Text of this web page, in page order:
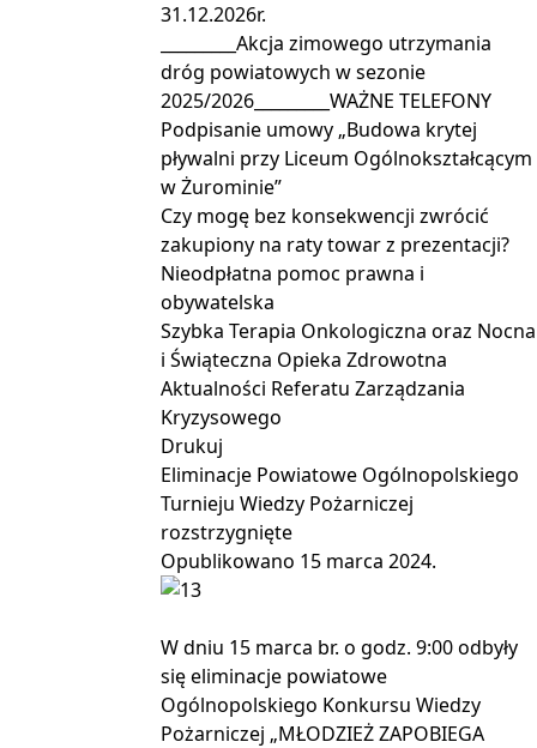
31.12.2026r.
_________Akcja zimowego utrzymania
dróg powiatowych w sezonie
2025/2026_________WAŻNE TELEFONY
Podpisanie umowy „Budowa krytej
pływalni przy Liceum Ogólnokształcącym
w Żurominie”
Czy mogę bez konsekwencji zwrócić
zakupiony na raty towar z prezentacji?
Nieodpłatna pomoc prawna i
obywatelska
Szybka Terapia Onkologiczna oraz Nocna
i Świąteczna Opieka Zdrowotna
Aktualności Referatu Zarządzania
Kryzysowego
Drukuj
Eliminacje Powiatowe Ogólnopolskiego
Turnieju Wiedzy Pożarniczej
rozstrzygnięte
Opublikowano 15 marca 2024.
W dniu 15 marca br. o godz. 9:00 odbyły
się eliminacje powiatowe
Ogólnopolskiego Konkursu Wiedzy
Pożarniczej „MŁODZIEŻ ZAPOBIEGA